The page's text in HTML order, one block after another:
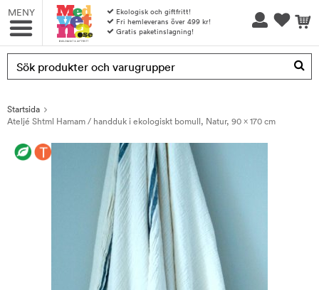
MENY
Ekologisk och giftfritt!
Fri hemleverans över 499 kr!
Gratis paketinslagning!
Produkten har blivit tillagd i varukorgen
Startsida
Ateljé Shtml Hamam / handduk i ekologiskt bomull, Natur, 90 x 170 cm